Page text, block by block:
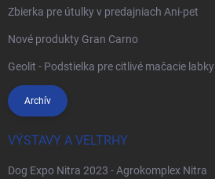
Zbierka pre útulky v predajniach Ani-pet
Nové produkty Gran Carno
Geolit - Podstielka pre citlivé mačacie labky
Archív
VÝSTAVY A VELTRHY
Dog Expo Nitra 2023 - Agrokomplex Nitra